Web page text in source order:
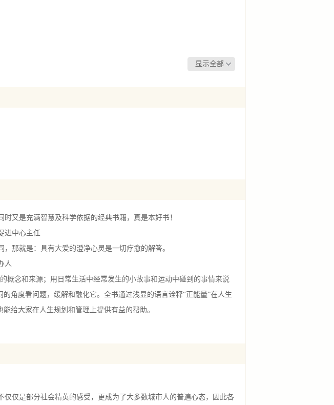
显示全部
又是充满智慧及科学依据的经典书籍，真是本好书！
进中心主任
那就是：具有大爱的澄净心灵是一切疗愈的解答。
人
概念和来源；用日常生活中经常发生的小故事和运动中碰到的事情来说
角度看问题，缓解和融化它。全书通过浅显的语言诠释“正能量”在人生
给大家在人生规划和管理上提供有益的帮助。
仅是部分社会精英的感受，更成为了大多数城市人的普遍心态，因此各